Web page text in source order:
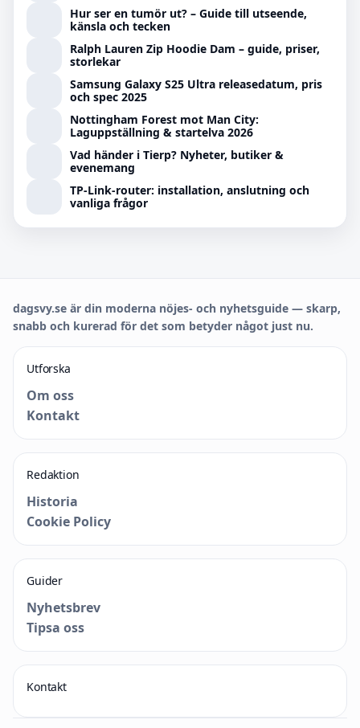
Hur ser en tumör ut? – Guide till utseende,
känsla och tecken
Ralph Lauren Zip Hoodie Dam – guide, priser,
storlekar
Samsung Galaxy S25 Ultra releasedatum, pris
och spec 2025
Nottingham Forest mot Man City:
Laguppställning & startelva 2026
Vad händer i Tierp? Nyheter, butiker &
evenemang
TP-Link-router: installation, anslutning och
vanliga frågor
dagsvy.se är din moderna nöjes- och nyhetsguide — skarp,
snabb och kurerad för det som betyder något just nu.
Utforska
Om oss
Kontakt
Redaktion
Historia
Cookie Policy
Guider
Nyhetsbrev
Tipsa oss
Kontakt